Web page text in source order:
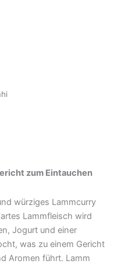
zum Eintauchen
würziges Lammcurry
Lammfleisch wird
Jogurt und einer
was zu einem Gericht
Aromen führt. Lamm